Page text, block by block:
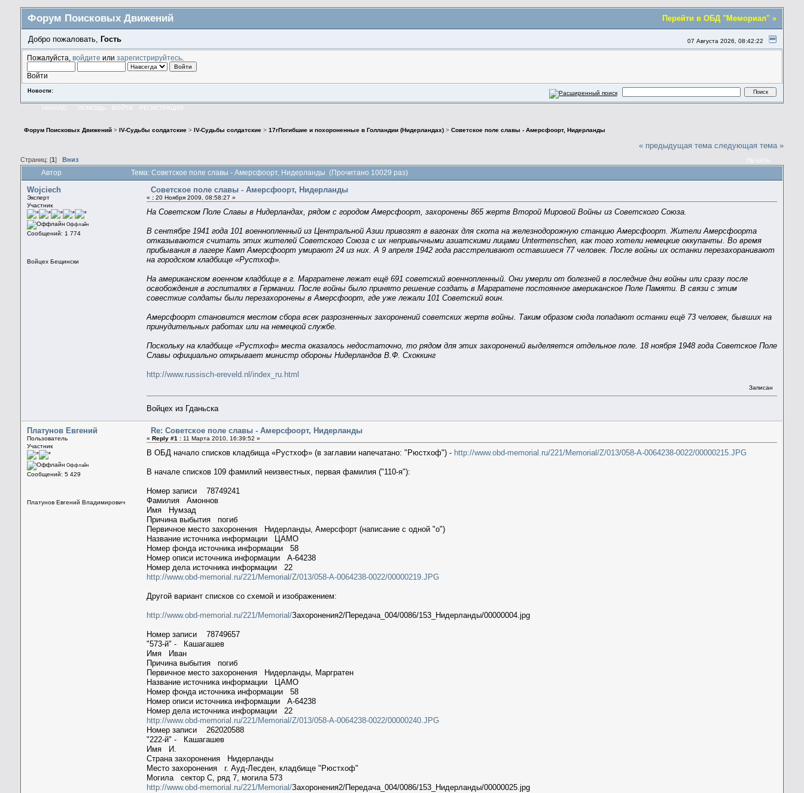
Перейти в ОБД "Мемориал" »
Форум Поисковых Движений
07 Августа 2026, 08:42:22
Добро пожаловать, Гость
Пожалуйста, войдите или зарегистрируйтесь.
Войти
Новости:
НАЧАЛО ПОМОЩЬ ВОЙТИ РЕГИСТРАЦИЯ
Форум Поисковых Движений > IV-Судьбы солдатские > IV-Судьбы солдатские >17гПогибшие и похороненные в Голландии (Нидерландах) >Советское поле славы - Амерсфоорт, Нидерланды
« предыдущая тема следующая тема »
Страниц: [1 ] Вниз ПЕЧАТЬ
Автор Тема: Советское поле славы - Амерсфоорт, Нидерланды (Прочитано 10029 раз)
Wojciech
Эксперт
Участник
Оффлайн
Сообщений: 1 774
Войцех Бещински
Советское поле славы - Амерсфоорт, Нидерланды
« : 20 Ноября 2009, 08:58:27 »
На Советском Поле Славы в Нидерландах, рядом с городом Амерсфоорт, захоронены 865 жертв Второй Мировой Войны из Советского Союза.
В сентябре 1941 года 101 военнопленный из Центральной Азии привозят в вагонах для скота на железнодорожную станцию Амерсфоорт. Жители Амерсфоорта
отказываются считать этих жителей Советского Союза с их непривычными азиатскими лицами Untermenschen, как того хотели немецкие оккупанты. Во время
прибывания в лагере Камп Амерсфоорт умирают 24 из них. А 9 апреля 1942 года расстреливают оставшиеся 77 человек. После войны их останки перезахоранивают
на городском кладбище «Рустхоф».
На американском военном кладбище в г. Маргратене лежат ещё 691 советский военнопленный. Они умерли от болезней в последние дни войны или сразу после
освобождения в госпиталях в Германии. После войны было принято решение создать в Маргратене постоянное американское Поле Памяти. В связи с этим
совесткие солдаты были перезахоронены в Амерсфоорт, где уже лежали 101 Советский воин.
Амерсфоорт становится местом сбора всех разрозненных захоронений советских жертв войны. Таким образом сюда попадают останки ещё 73 человек, бывших на
принудительных работах или на немецкой службе.
Поскольку на кладбище «Рустхоф» места оказалось недостаточно, то рядом для этих захоронений выделяется отдельное поле. 18 ноября 1948 года Советское Поле
Славы официально открывает министр обороны Нидерландов В.Ф. Схоккинг
http://www.russisch-ereveld.nl/index_ru.html
Записан
Войцех из Гданьска
Платунов Евгений
Пользователь
Участник
Оффлайн
Сообщений: 5 429
Платунов Евгений Владимирович
Re: Советское поле славы - Амерсфоорт, Нидерланды
«Reply #1 : 11 Марта 2010, 16:39:52 »
В ОБД начало списков кладбища «Рустхоф» (в заглавии напечатано: "Рюстхоф") - http://www.obd-memorial.ru/221/Memorial/Z/013/058-A-0064238-0022/00000215.JPG
В начале списков 109 фамилий неизвестных, первая фамилия ("110-я"):
Номер записи 78749241
Фамилия Амоннов
Имя Нумзад
Причина выбытия погиб
Первичное место захоронения Нидерланды, Амерсфорт (написание с одной "о")
Название источника информации ЦАМО
Номер фонда источника информации 58
Номер описи источника информации A-64238
Номер дела источника информации 22
http://www.obd-memorial.ru/221/Memorial/Z/013/058-A-0064238-0022/00000219.JPG
Другой вариант списков со схемой и изображением:
http://www.obd-memorial.ru/221/Memorial/Захоронения2/Передача_004/0086/153_Нидерланды/00000004.jpg
Номер записи 78749657
"573-й" - Кашагашев
Имя Иван
Причина выбытия погиб
Первичное место захоронения Нидерланды, Маргратен
Название источника информации ЦАМО
Номер фонда источника информации 58
Номер описи источника информации A-64238
Номер дела источника информации 22
http://www.obd-memorial.ru/221/Memorial/Z/013/058-A-0064238-0022/00000240.JPG
Номер записи 262020588
"222-й" - Кашагашев
Имя И.
Страна захоронения Нидерланды
Место захоронения г. Ауд-Лесден, кладбище "Рюстхоф"
Могила сектор С, ряд 7, могила 573
http://www.obd-memorial.ru/221/Memorial/Захоронения2/Передача_004/0086/153_Нидерланды/00000025.jpg